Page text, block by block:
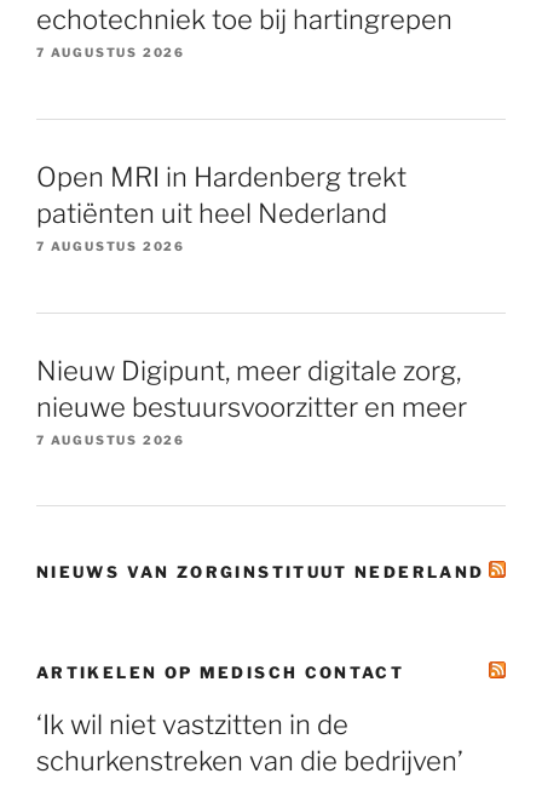
echotechniek toe bij hartingrepen
7 AUGUSTUS 2026
Open MRI in Hardenberg trekt
patiënten uit heel Nederland
7 AUGUSTUS 2026
Nieuw Digipunt, meer digitale zorg,
nieuwe bestuursvoorzitter en meer
7 AUGUSTUS 2026
NIEUWS VAN ZORGINSTITUUT NEDERLAND
ARTIKELEN OP MEDISCH CONTACT
‘Ik wil niet vastzitten in de
schurkenstreken van die bedrijven’